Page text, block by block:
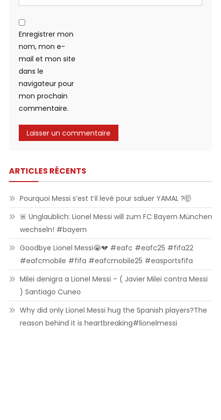
Enregistrer mon
nom, mon e-
mail et mon site
dans le
navigateur pour
mon prochain
commentaire.
ARTICLES RÉCENTS
Pourquoi Messi s’est t’il levé pour saluer YAMAL ?🤯
🚨 Unglaublich: Lionel Messi will zum FC Bayern München
wechseln! #bayern
Goodbye Lionel Messi😭💔 #eafc #eafc25 #fifa22
#eafcmobile #fifa #eafcmobile25 #easportsfifa
Milei denigra a Lionel Messi – ( Javier Milei contra Messi
) Santiago Cuneo
Why did only Lionel Messi hug the Spanish players?The
reason behind it is heartbreaking#lionelmessi